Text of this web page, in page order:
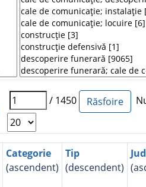
/ 1450
Categorie
(ascendent)
Tip
(descendent)